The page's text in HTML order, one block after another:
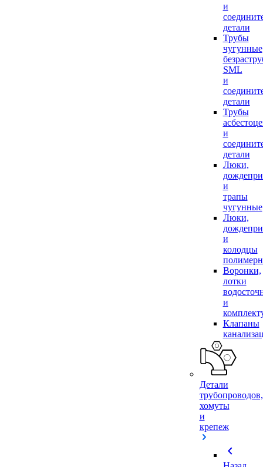
и
детали
Трубы
чугунные
SML
и
детали
Трубы
и
детали
Люки,
и
трапы
чугунные
Люки,
и
колодцы
Воронки,
лотки
и
Клапаны
Детали
трубопроводов,
хомуты
и
крепеж
chevron_left